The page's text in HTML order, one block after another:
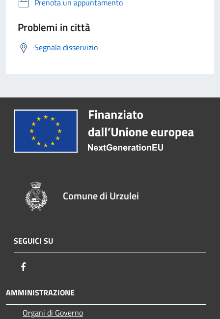
Prenota un appuntamento
Problemi in città
Segnala disservizio
Comune di Urzulei
SEGUICI SU
AMMINISTRAZIONE
Organi di Governo